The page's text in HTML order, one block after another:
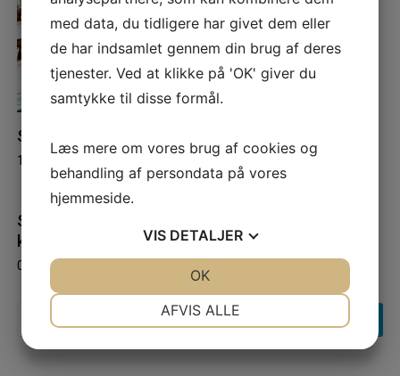
Sådan finder du de perfekte butikslokaler til leje
19/01/2023
Sådan sikrer tæthedsprøver energieffektive og
komfortable bygninger
08/11/2025
efter:
med data, du tidligere har givet dem eller
de har indsamlet gennem din brug af deres
tjenester. Ved at klikke på 'OK' giver du
samtykke til disse formål.
Læs mere om vores brug af cookies og
behandling af persondata på vores
hjemmeside.
VIS DETALJER
AFVIS ALLE
OK